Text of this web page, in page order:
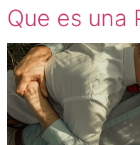
Que es una